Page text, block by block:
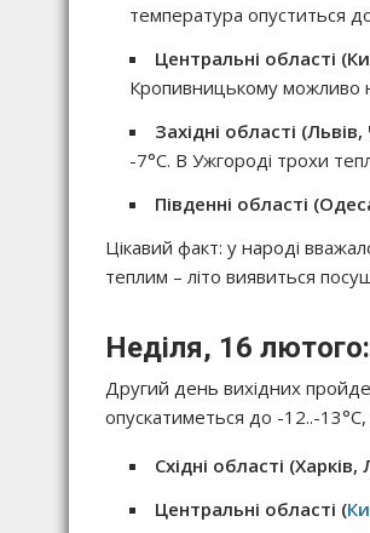
температура опуститься
Центральні області
Кропивницькому можливо
Західні області
-7°C. В Ужгороді трохи
Південні області
Цікавий факт: у народі
теплим – літо виявиться
Неділя, 16
Другий день вихідних
опускатиметься до -12..-
Східні області
Центральні області (